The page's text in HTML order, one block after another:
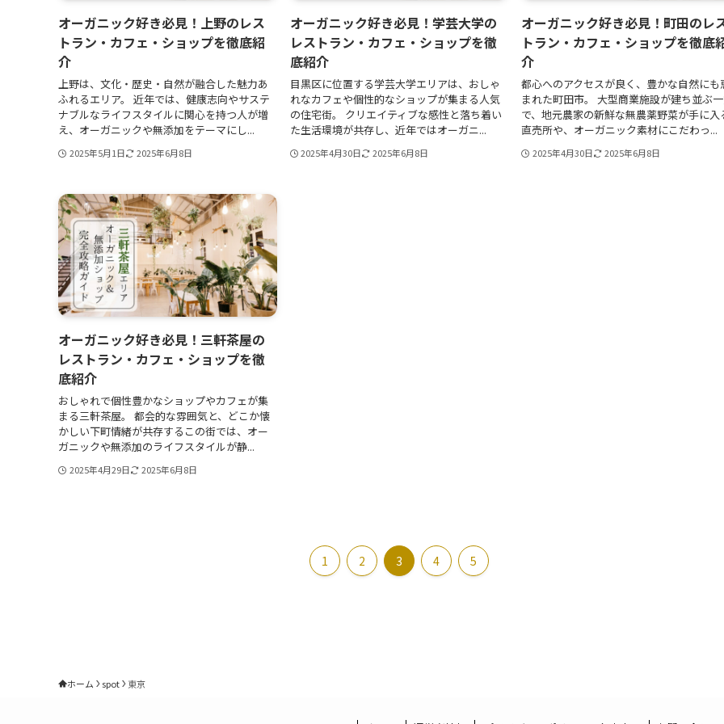
オーガニック好き必見！上野のレス
トラン・カフェ・ショップを徹底紹
介
上野は、文化・歴史・自然が融合した魅力あ
ふれるエリア。 近年では、健康志向やサステ
ナブルなライフスタイルに関心を持つ人が増
え、オーガニックや無添加をテーマにし...
2025年5月1日 2025年6月8日
オーガニック好き必見！学芸大学の
レストラン・カフェ・ショップを徹
底紹介
目黒区に位置する学芸大学エリアは、おしゃ
れなカフェや個性的なショップが集まる人気
の住宅街。 クリエイティブな感性と落ち着い
た生活環境が共存し、近年ではオーガニ...
2025年4月30日 2025年6月8日
オーガニック好き必見！町田のレ
トラン・カフェ・ショップを徹底
介
都心へのアクセスが良く、豊かな自然にも
まれた町田市。 大型商業施設が建ち並ぶ
で、地元農家の新鮮な無農薬野菜が手に入
直売所や、オーガニック素材にこだわっ...
2025年4月30日 2025年6月8日
オーガニック好き必見！三軒茶屋の
レストラン・カフェ・ショップを徹
底紹介
おしゃれで個性豊かなショップやカフェが集
まる三軒茶屋。 都会的な雰囲気と、どこか懐
かしい下町情緒が共存するこの街では、オー
ガニックや無添加のライフスタイルが静...
2025年4月29日 2025年6月8日
1 2 3 4 5
ホーム spot 東京